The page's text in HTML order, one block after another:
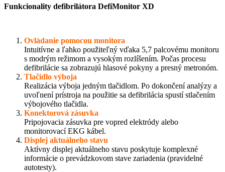
Funkcionality defibrilátora DefiMonitor XD
Ovládanie pomocou monitora
Intuitívne a ľahko použiteľný vďaka 5,7 palcovému monitoru
s modrým režimom a vysokým rozlíšením. Počas procesu
defibrilácie sa zobrazujú hlasové pokyny a presný metronóm.
Tlačidlo výboja
Realizácia výboja jedným tlačidlom. Po dokončení analýzy a
uvoľnení prístroja na použitie sa defibrilácia spustí stlačením
výbojového tlačidla.
Konektorová zásuvka
Pripojovacia zásuvka pre vopred elektródy alebo
monitorovací EKG kábel.
Displej aktuálneho stavu
Aktívny displej aktuálneho stavu poskytuje komplexné
informácie o prevádzkovom stave zariadenia (pravidelné
autotesty).